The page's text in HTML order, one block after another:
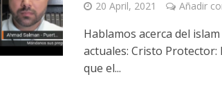
20 April, 2021 Añadir
Hablamos acerca del
actuales: Cristo
que el...